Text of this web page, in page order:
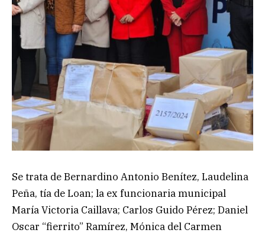
Se trata de Bernardino Antonio Benítez, Laudelina
Peña, tía de Loan; la ex funcionaria municipal
María Victoria Caillava; Carlos Guido Pérez; Daniel
Oscar “fierrito” Ramírez, Mónica del Carmen